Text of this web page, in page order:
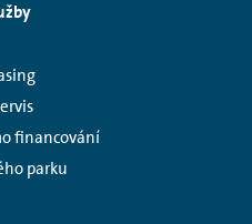
financování
parku